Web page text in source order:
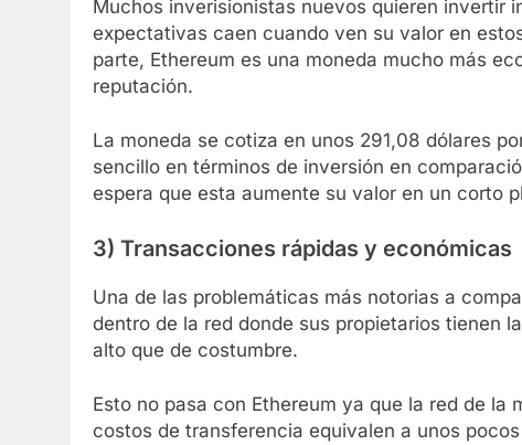
Muchos inverisionistas nuevos quieren invertir
expectativas caen cuando ven su valor en
parte, Ethereum es una moneda mucho más
reputación.
La moneda se cotiza en unos 291,08 dólares
sencillo en términos de inversión en
espera que esta aumente su valor en un corto
3) Transacciones rápidas y económicas
Una de las problemáticas más notorias a
dentro de la red donde sus propietarios tienen
alto que de costumbre.
Esto no pasa con Ethereum ya que la red de la
costos de transferencia equivalen a unos